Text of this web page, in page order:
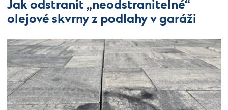
Jak odstranit „neodstranitelné“
olejové skvrny z podlahy v garáži